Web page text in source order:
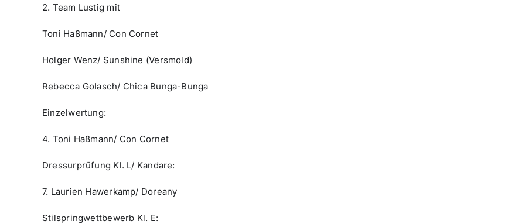
2. Team Lustig mit
Toni Haßmann/ Con Cornet
Holger Wenz/ Sunshine (Versmold)
Rebecca Golasch/ Chica Bunga-Bunga
Einzelwertung:
4. Toni Haßmann/ Con Cornet
Dressurprüfung Kl. L/ Kandare:
7. Laurien Hawerkamp/ Doreany
Stilspringwettbewerb Kl. E: